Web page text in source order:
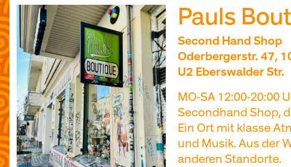
Pauls
Second Hand Shop
Oderbergerstr. 47,
U2 Eberswalder Str.
MO-SA 12:00-20:00
Secondhand Shop,
Ein Ort mit klasse
und Musik. Aus der
anderen Standorte.